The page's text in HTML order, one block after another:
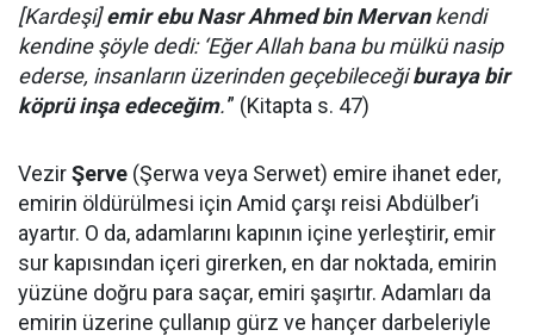
[Kardeşi]emir ebu Nasr Ahmed bin Mervankendi
kendine şöyle dedi: ‘Eğer Allah bana bu mülkü nasip
ederse, insanların üzerinden geçebileceğiburaya bir
köprü inşa edeceğim.'” (Kitapta s. 47)
VezirŞerve (Şerwa veya Serwet) emire ihanet eder,
emirin öldürülmesi için Amid çarşı reisi Abdülber’i
ayartır. O da, adamlarını kapının içine yerleştirir, emir
sur kapısından içeri girerken, en dar noktada, emirin
yüzüne doğru para saçar, emiri şaşırtır. Adamları da
emirin üzerine çullanıp gürz ve hançer darbeleriyle